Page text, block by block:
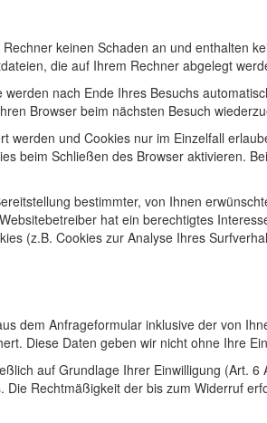
keinen Schaden an und enthalten
die auf Ihrem Rechner abgelegt
nach Ende Ihres Besuchs
Browser beim nächsten Besuch
und Cookies nur im Einzelfall
beim Schließen des Browser aktivieren.
bestimmter, von Ihnen
hat ein berechtigtes
(z.B. Cookies zur Analyse Ihres
dem Anfrageformular inklusive der von
Diese Daten geben wir nicht ohne Ihre
auf Grundlage Ihrer Einwilligung (Art. 6
Rechtmäßigkeit der bis zum Widerruf